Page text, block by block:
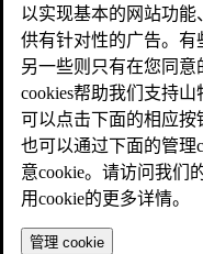
以实现基本的网站功
供有针对性的广告。有
另一些则只有在您同
cookies帮助我们支持
可以点击下面的相应按
也可以通过下面的管理
意cookie。请访问我们
用cookie的更多详情。
管理 cookie